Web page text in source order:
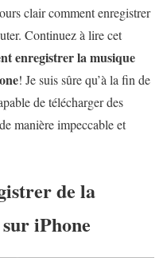
clair comment enregistrer
Continuez à lire cet
enregistrer la musique
! Je suis sûre qu’à la fin de
de télécharger des
manière impeccable et
de la
iPhone